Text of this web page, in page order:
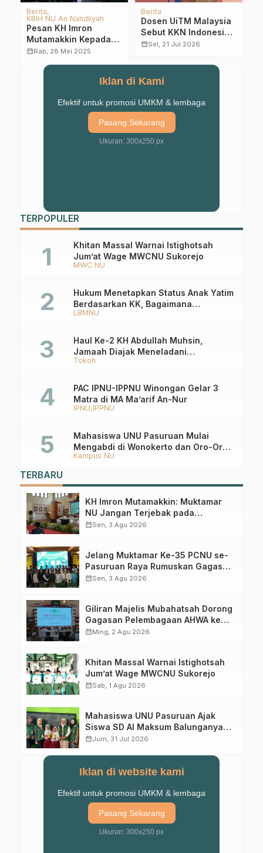
Kampus NU
Mahasiswa UNU
Pasuruan Dampingi
Ekstrakurikuler Canva
di SMP Excellent Al
Ikhlas
calendar_monthSab, 26 Jul 2025
GP Ansor NU
PC GP Ansor NU Kab.
Pasuruan Bantu PDP
Yang Melakukan
calendar_monthJum, 29 Mei 2020
Iklan di Kami
Efektif untuk promosi UMKM & lembaga
Pasang Sekarang
Ukuran: 300x250 px
TERPOPULER
MWC NU
Khitan Massal Warnai Istighotsah
Jum’at Wage MWCNU Sukorejo
LBMNU
Hukum Menetapkan Status Anak Yatim
Berdasarkan KK, Bagaimana
Ketentuannya?
Tokoh
Haul Ke-2 KH Abdullah Muhsin,
Jamaah Diajak Meneladani
Keistiqamahan
IPNU IPPNU
PAC IPNU-IPPNU Winongan Gelar 3
Matra di MA Ma’arif An-Nur
Kampus NU
Mahasiswa UNU Pasuruan Mulai
Mengabdi di Wonokerto dan Oro-Oro
Ombo Wetan Berikut Programnya
TERBARU
KH Imron Mutamakkin: Muktamar
NU Jangan Terjebak pada
Perebutan Kursi Ketua Umum
calendar_monthSen, 3 Agu 2026
Jelang Muktamar Ke-35 PCNU se-
Pasuruan Raya Rumuskan Gagasan
Transformasi Gerakan NU Menuju
calendar_monthSen, 3 Agu 2026
Giliran Majelis Mubahatsah Dorong
Gagasan Pelembagaan AHWA ke
Forum Muktamar Mendatang
calendar_monthMing, 2 Agu 2026
Khitan Massal Warnai Istighotsah
Jum’at Wage MWCNU Sukorejo
calendar_monthSab, 1 Agu 2026
Mahasiswa UNU Pasuruan Ajak
Siswa SD Al Maksum Balunganyar
Kuasai Penjumlahan Bersusun
calendar_monthJum, 31 Jul 2026
Iklan di website kami
Efektif untuk promosi UMKM & lembaga
Pasang Sekarang
Ukuran: 300x250 px